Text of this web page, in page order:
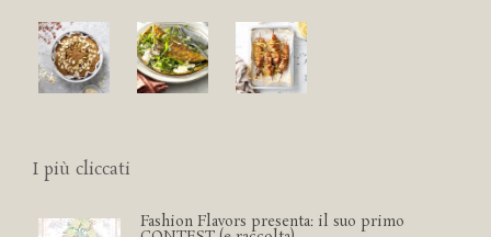
I più cliccati
Fashion Flavors presenta: il suo primo